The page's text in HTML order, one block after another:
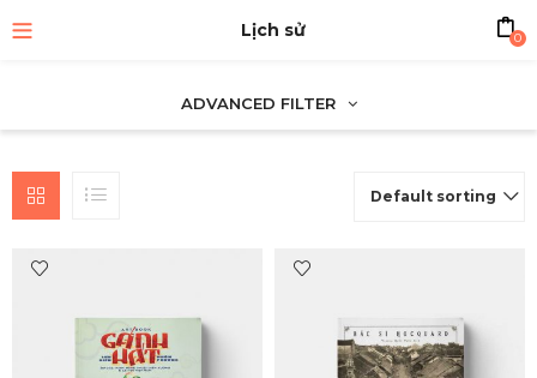
Lịch sử 0
ADVANCED FILTER
Default sorting